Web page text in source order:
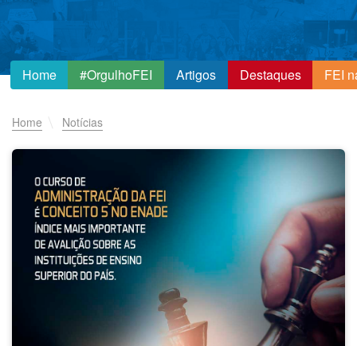
Home #OrgulhoFEI Artigos Destaques FEI
Home Notícias